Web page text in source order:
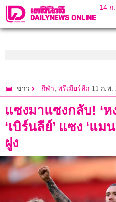
14 ก
ข่าว กีฬา, พรีเมียร์ลีก 11 ก.พ.
แซงมาแซงกลับ! ‘ห
‘เบิร์นลีย์’ แซง ‘แ
ฝูง